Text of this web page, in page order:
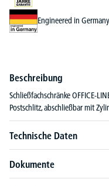
Engineered in Germany
Beschreibung
Schließfachschränke OFFICE-
Postschlitz, abschließbar mit
Technische Daten
Dokumente